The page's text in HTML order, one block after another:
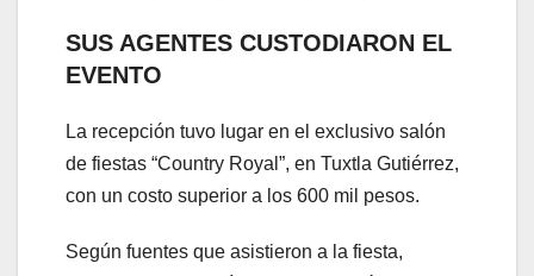
SUS AGENTES CUSTODIARON EL
EVENTO
La recepción tuvo lugar en el exclusivo salón
de fiestas “Country Royal”, en Tuxtla Gutiérrez,
con un costo superior a los 600 mil pesos.
Según fuentes que asistieron a la fiesta,